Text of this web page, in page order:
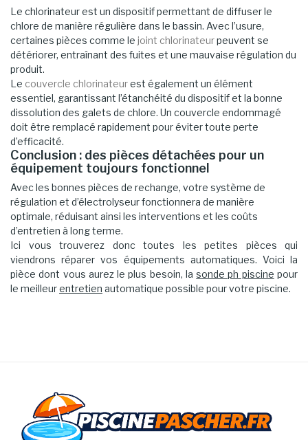
Le chlorinateur est un dispositif permettant de diffuser le
chlore de manière régulière dans le bassin. Avec l’usure,
certaines pièces comme le joint chlorinateurpeuvent se
détériorer, entraînant des fuites et une mauvaise régulation du
produit.
Le couvercle chlorinateurest également un élément
essentiel, garantissant l’étanchéité du dispositif et la bonne
dissolution des galets de chlore. Un couvercle endommagé
doit être remplacé rapidement pour éviter toute perte
d’efficacité.
Conclusion : des pièces détachées pour un
équipement toujours fonctionnel
Avec les bonnes pièces de rechange, votre système de
régulation et d’électrolyseur fonctionnera de manière
optimale, réduisant ainsi les interventions et les coûts
d’entretien à long terme.
Ici vous trouverez donc toutes les petites pièces qui
viendrons réparer vos équipements automatiques. Voici la
pièce dont vous aurez le plus besoin, lasonde ph piscine pour
le meilleurentretien automatique possible pour votre piscine.